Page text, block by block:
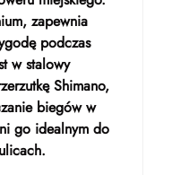
zapewnia
podczas
w stalowy
Shimano,
biegów w
go idealnym do